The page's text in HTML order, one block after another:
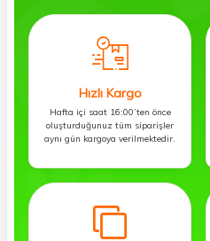
Hızlı Kargo
Hafta içi saat 16:00’ten önce
oluşturduğunuz tüm siparişler
aynı gün kargoya verilmektedir.